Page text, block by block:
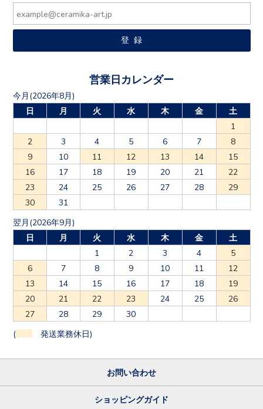
営業日カレンダー
今月(2026年8月)
日
月 火 水 木 金
土
1
2
3 4 5 6 7
8
9
10 11 12 13 14
15
16
17 18 19 20 21
22
23
24 25 26 27 28
29
30
31
翌月(2026年9月)
日
月 火 水 木 金
土
1
2 3 4
5
6
7 8 9 10 11
12
13
14 15 16 17 18
19
20
21 22 23 24 25
26
27
28 29 30
( 発送業務休日)
お問い合わせ
ショッピングガイド